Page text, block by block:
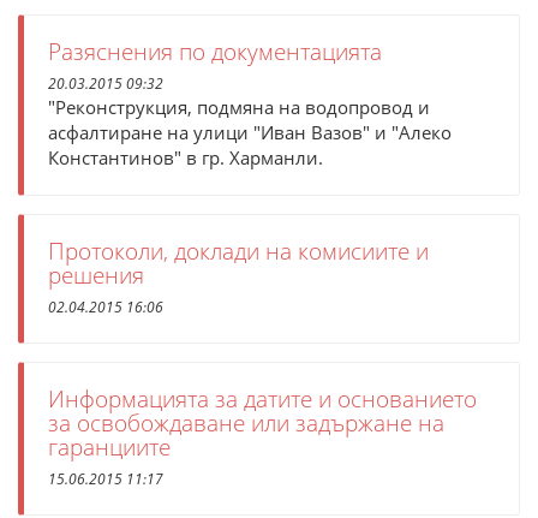
Разяснения по документацията
20.03.2015 09:32
"Реконструкция, подмяна на водопровод и
асфалтиране на улици "Иван Вазов" и "Алеко
Константинов" в гр. Харманли.
Протоколи, доклади на комисиите и
решения
02.04.2015 16:06
Информацията за датите и основанието
за освобождаване или задържане на
гаранциите
15.06.2015 11:17